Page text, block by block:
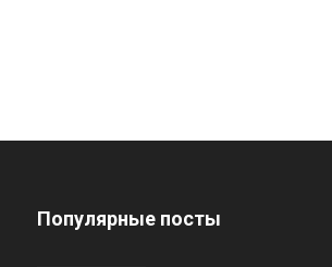
Популярные посты